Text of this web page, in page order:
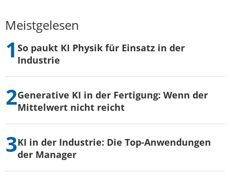
Meistgelesen
So paukt KI Physik für Einsatz in der
Industrie
Generative KI in der Fertigung: Wenn der
Mittelwert nicht reicht
KI in der Industrie: Die Top-Anwendungen
der Manager